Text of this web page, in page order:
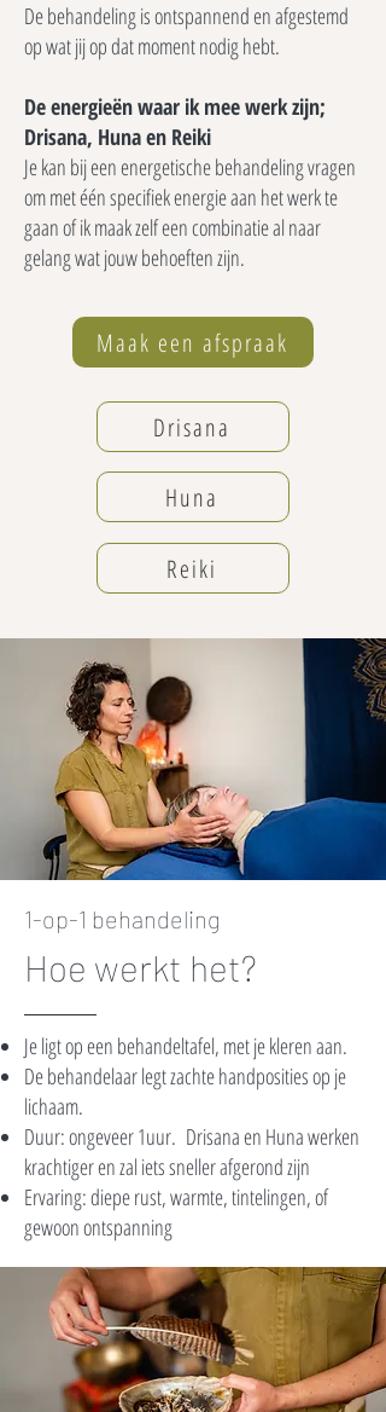
De behandeling is ontspannend en afgestemd
op wat jij op dat moment nodig hebt.
De energieën waar ik mee werk zijn;
Drisana, Huna en Reiki
Je kan bij een energetische behandeling vragen
om met één specifiek energie aan het werk te
gaan of ik maak zelf een combinatie al naar
gelang wat jouw behoeften zijn.
Maak een afspraak
Drisana
Huna
Reiki
1-op-1 behandeling
Hoe werkt het?
Je ligt op een behandeltafel, met je kleren aan.
De behandelaar legt zachte handposities op je
lichaam.
Duur: ongeveer 1uur. Drisana en Huna werken
krachtiger en zal iets sneller afgerond zijn
Ervaring: diepe rust, warmte, tintelingen, of
gewoon ontspanning